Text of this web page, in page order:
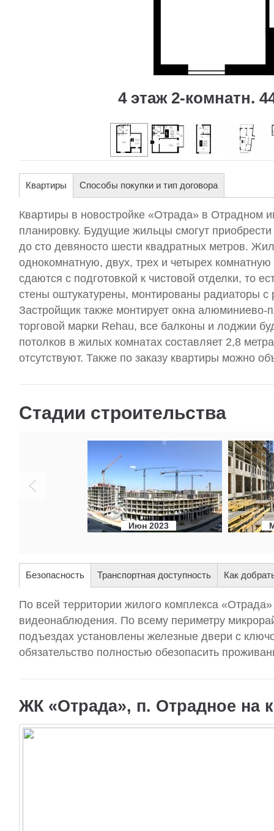
4 этаж 2-комнатн.
Квартиры Способы покупки и тип договора
Квартиры в новостройке «Отрада» в Отрадном
планировку. Будущие жильцы смогут
до сто девяносто шести квадратных метров.
однокомнатную, двух, трех и четырех
сдаются с подготовкой к чистовой отделки, то
стены оштукатурены, монтированы радиаторы с
Застройщик также монтирует окна алюминиево-
торговой марки Rehau, все балконы и лоджии
потолков в жилых комнатах составляет 2,8
отсутствуют. Также по заказу квартиры можно
Стадии строительства
Июн 2023
Безопасность Транспортная доступность Как
По всей территории жилого комплекса
видеонаблюдения. По всему периметру
подъездах установлены железные двери с
обязательство полностью обезопасить
ЖК «Отрада», п. Отрадное на